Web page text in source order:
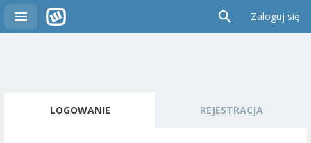
Zaloguj się
LOGOWANIE REJESTRACJA